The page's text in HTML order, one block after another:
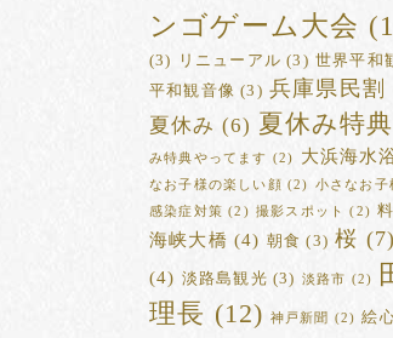
ンゴゲーム大会
(3)
リニューアル (3) 世界平和
平和観音像 (3) 兵庫県民割
夏休み (6) 夏休み特典
み特典やってます (2) 大浜海水
なお子様の楽しい顔 (2) 小さなお子
感染症対策 (2) 撮影スポット (2)
海峡大橋 (4) 朝食 (3) 桜 (7)
(4) 淡路島観光 (3) 淡路市 (2)
理長 (12) 神戸新聞 (2) 絵